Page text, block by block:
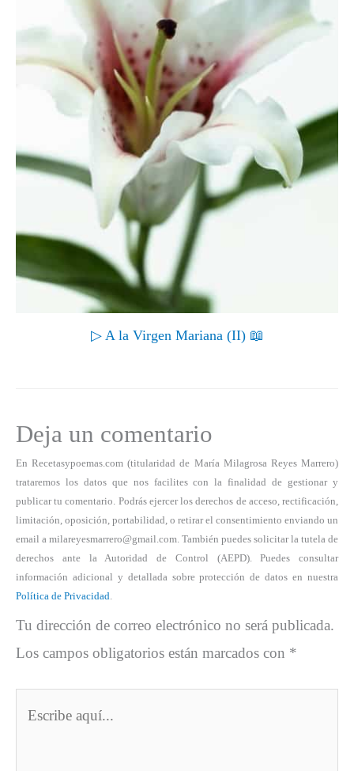
▷ A la Virgen Mariana (II) 📖
Deja un comentario
En Recetasypoemas.com (titularidad de María Milagrosa Reyes Marrero)
trataremos los datos que nos facilites con la finalidad de gestionar y
publicar tu comentario. Podrás ejercer los derechos de acceso, rectificación,
limitación, oposición, portabilidad, o retirar el consentimiento enviando un
email a milareyesmarrero@gmail.com. También puedes solicitar la tutela de
derechos ante la Autoridad de Control (AEPD). Puedes consultar
información adicional y detallada sobre protección de datos en nuestra
Política de Privacidad
Tu dirección de correo electrónico no será publicada.
Los campos obligatorios están marcados con *